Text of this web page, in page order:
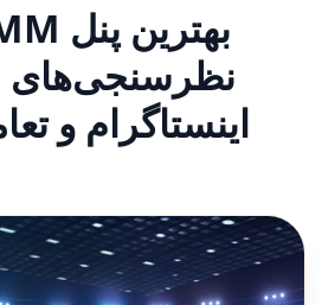
نظرسنجی‌های
اینستاگرام و